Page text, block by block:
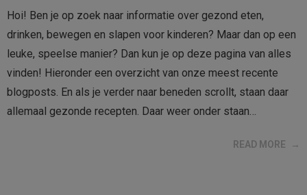
Hoi! Ben je op zoek naar informatie over gezond eten,
drinken, bewegen en slapen voor kinderen? Maar dan op een
leuke, speelse manier? Dan kun je op deze pagina van alles
vinden! Hieronder een overzicht van onze meest recente
blogposts. En als je verder naar beneden scrollt, staan daar
allemaal gezonde recepten. Daar weer onder staan…
READ MORE